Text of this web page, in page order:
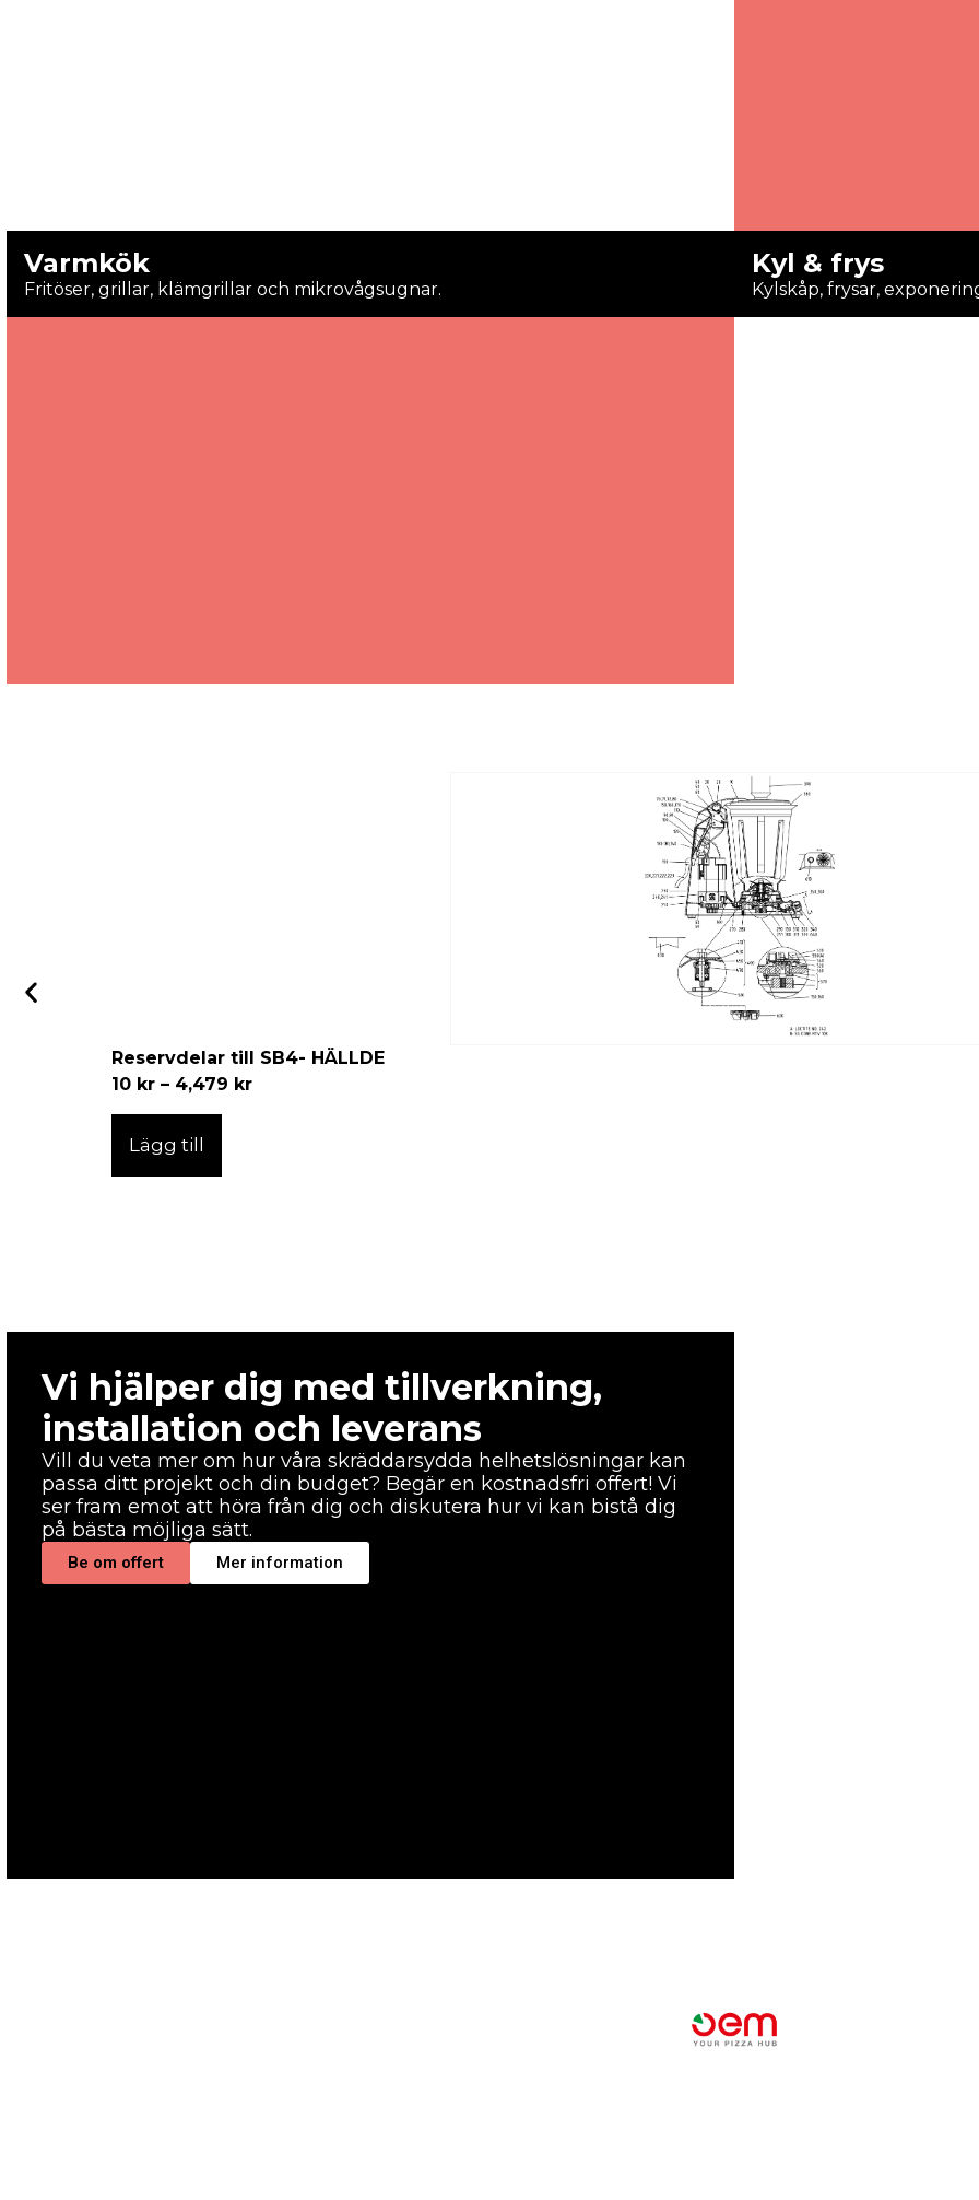
Varmkök
Fritöser, grillar, klämgrillar och mikrovågsugnar.
Kyl & frys
Kylskåp, frysar,
Reservdelar till SB4- HÄLLDE
10 kr – 4,479 kr
Lägg till
Vi hjälper dig med tillverkning,
installation och leverans
Vill du veta mer om hur våra skräddarsydda helhetslösningar kan
passa ditt projekt och din budget? Begär en kostnadsfri offert! Vi
ser fram emot att höra från dig och diskutera hur vi kan bistå dig
på bästa möjliga sätt.
Be om offert Mer information